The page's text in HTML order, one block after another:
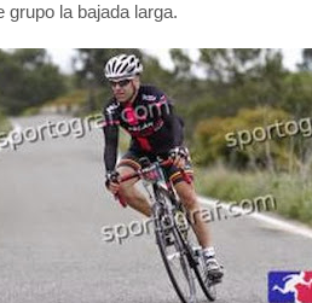
grupo la bajada larga.